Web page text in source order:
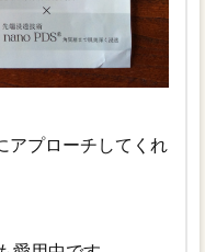
アプローチしてくれ